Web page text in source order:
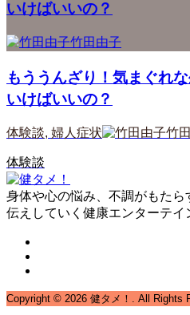
いけばいいの？
竹田由子
もううんざり！気まぐれ
いけばいいの？
体験談, 婦人症状 竹
体験談
身体や心の悩み、不調がもた
伝えしていく健康エンターテイ
Copyright © 2026 健タメ！. All Rights